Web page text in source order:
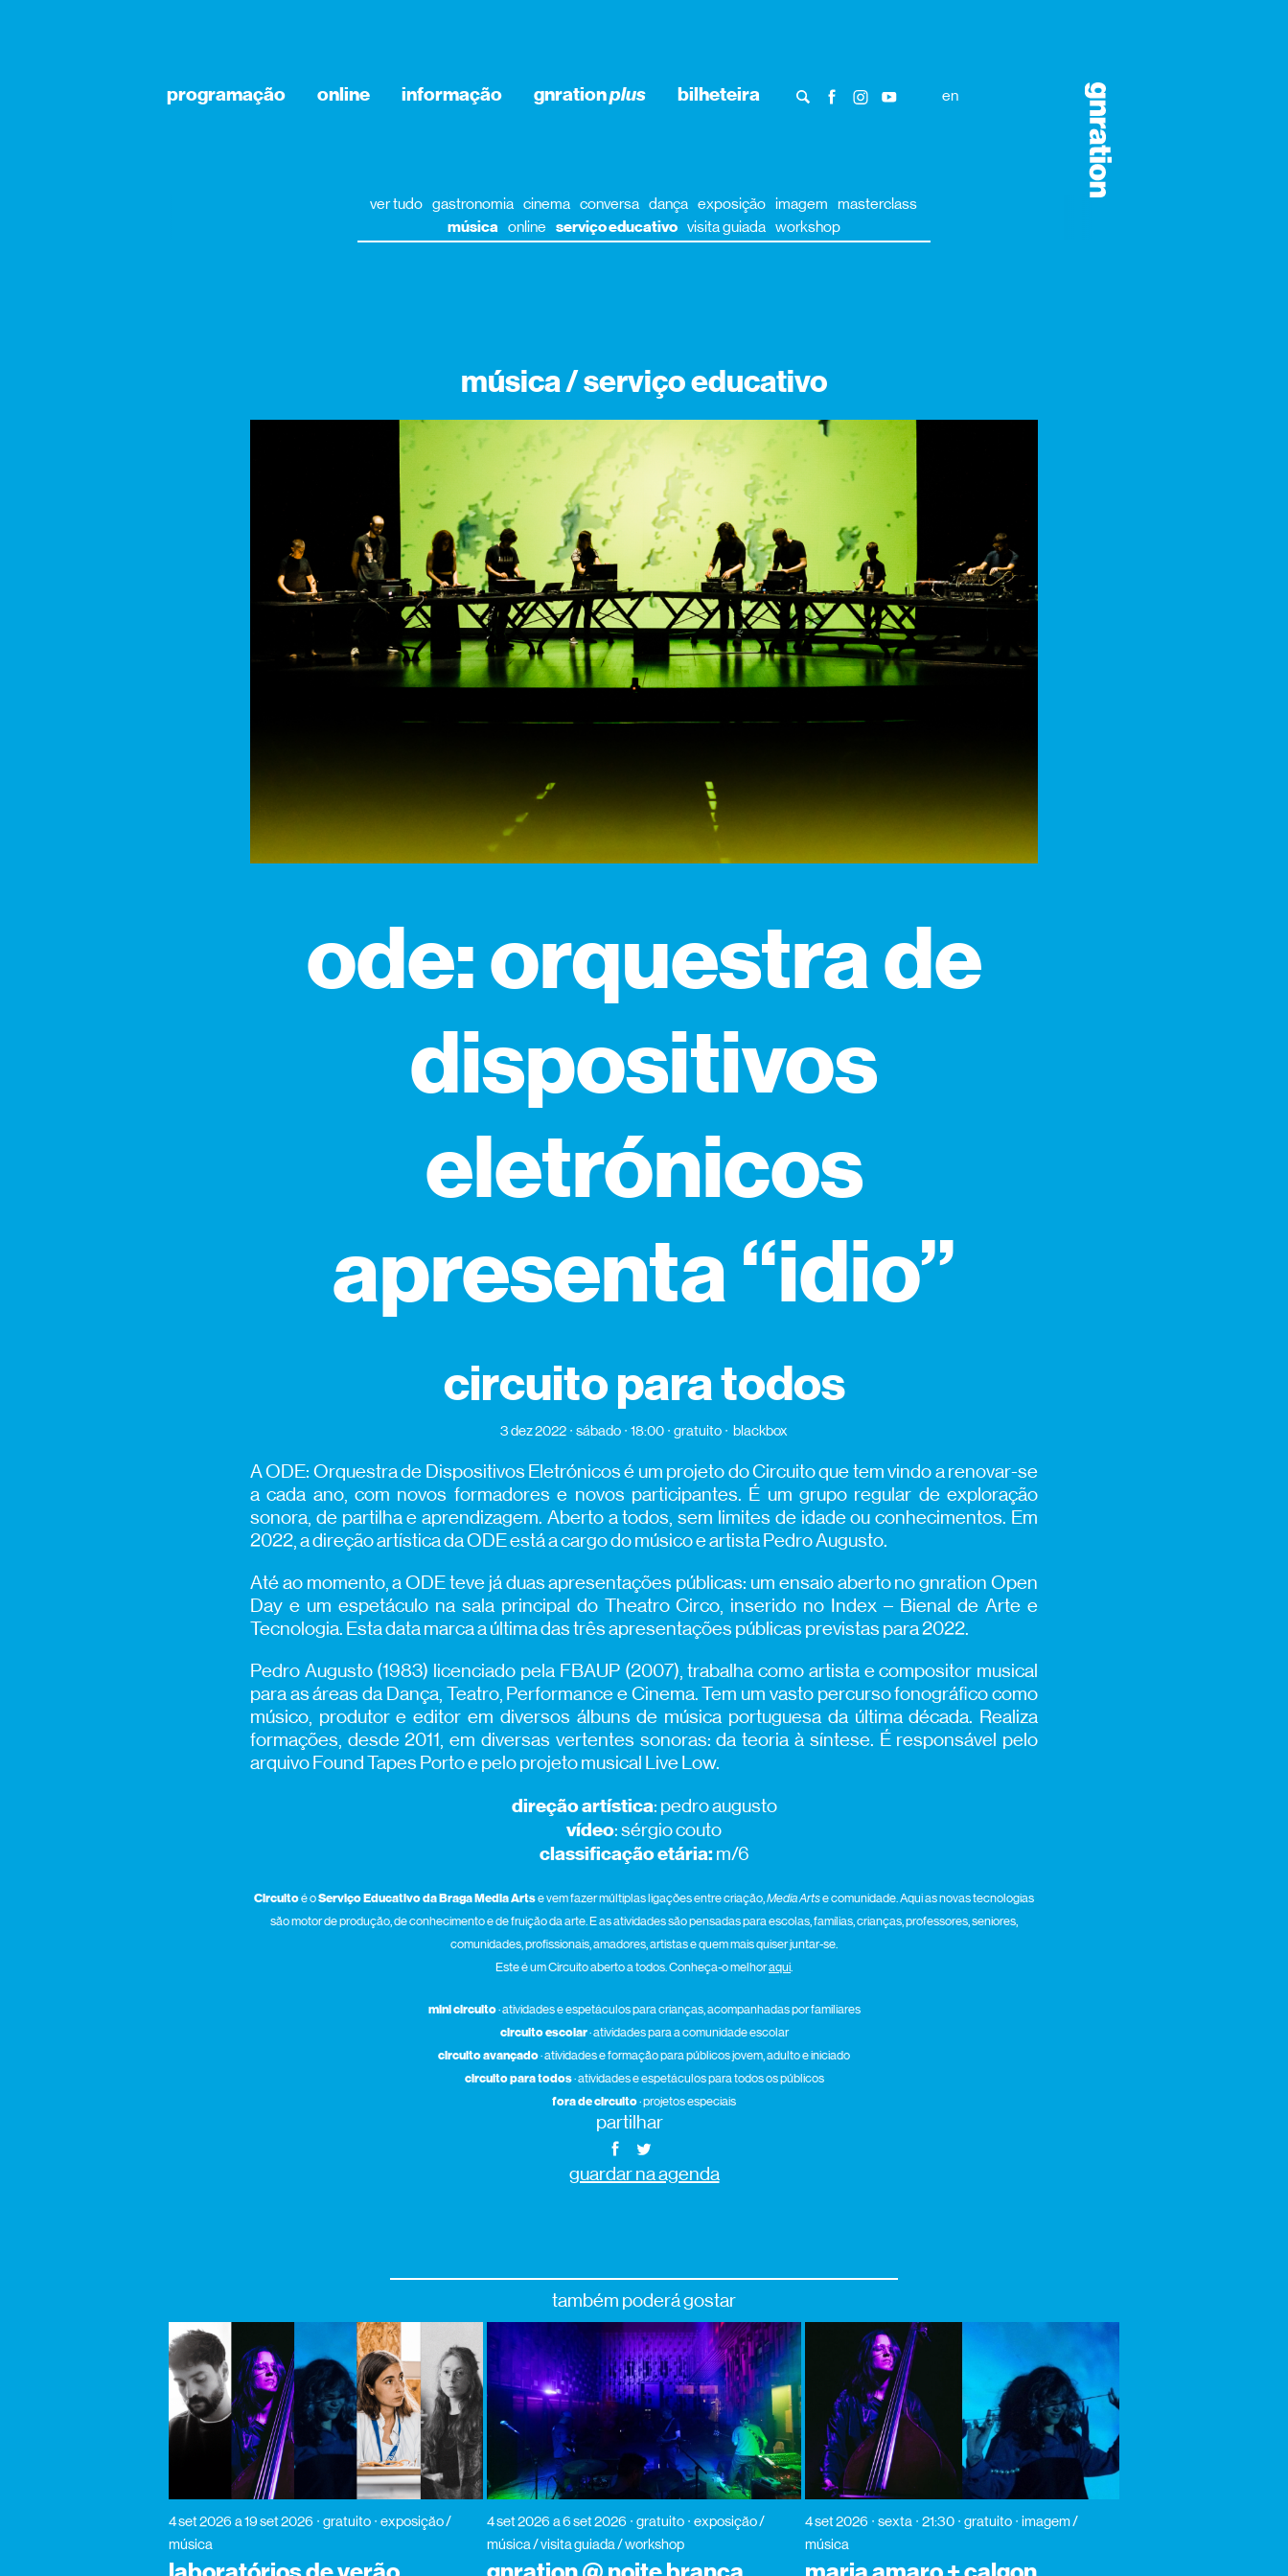
programação online informação gnrationplus bilheteira en
ver tudo gastronomia cinema conversa dança exposição imagem
masterclass
música online serviço educativo visita guiada workshop
música / serviço educativo
ode: orquestra de
dispositivos
eletrónicos
apresenta “idio”
circuito para todos
3 dez 2022 sábado 18:00 gratuito blackbox
A ODE: Orquestra de Dispositivos Eletrónicos é um projeto do Circuito que tem vindo a renovar-se
a cada ano, com novos formadores e novos participantes. É um grupo regular de exploração
sonora, de partilha e aprendizagem. Aberto a todos, sem limites de idade ou conhecimentos. Em
2022, a direção artística da ODE está a cargo do músico e artista Pedro Augusto.
Até ao momento, a ODE teve já duas apresentações públicas: um ensaio aberto no gnration Open
Day e um espetáculo na sala principal do Theatro Circo, inserido no Index – Bienal de Arte e
Tecnologia. Esta data marca a última das três apresentações públicas previstas para 2022.
Pedro Augusto (1983) licenciado pela FBAUP (2007), trabalha como artista e compositor musical
para as áreas da Dança, Teatro, Performance e Cinema. Tem um vasto percurso fonográfico como
músico, produtor e editor em diversos álbuns de música portuguesa da última década. Realiza
formações, desde 2011, em diversas vertentes sonoras: da teoria à síntese. É responsável pelo
arquivo Found Tapes Porto e pelo projeto musical Live Low.
direção artística: pedro augusto
vídeo: sérgio couto
classificação etária:m/6
Circuitoé oServiço Educativo da Braga Media Artse vem fazer múltiplas ligações entre criação, Media Artse comunidade. Aqui as novas tecnologias
são motor de produção, de conhecimento e de fruição da arte. E as atividades são pensadas para escolas, famílias, crianças, professores, seniores,
comunidades, profissionais, amadores, artistas e quem mais quiser juntar-se.
Este é um Circuito aberto a todos. Conheça-o melhoraqui
mini circuito· atividades e espetáculos para crianças, acompanhadas por familiares
circuito escolar· atividades para a comunidade escolar
circuito avançado· atividades e formação para públicos jovem, adulto e iniciado
circuito para todos· atividades e espetáculos para todos os públicos
fora de circuito· projetos especiais
partilhar
guardar na agenda
também poderá gostar
4 set 2026 a 19 set 2026 gratuito
exposição /
música
4 set 2026a 6 set 2026 gratuito exposição /
música / visita guiada / workshop
4 set 2026 sexta 21:30 gratuito imagem /
música